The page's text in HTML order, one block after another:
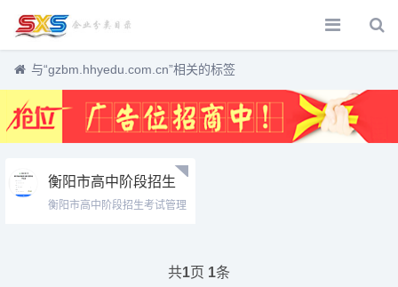
与“gzbm.hhyedu.com.cn”相关的标签
衡阳市高中阶段招生
考试管理平台 (考生
衡阳市高中阶段招生考试管理
共1页 1条